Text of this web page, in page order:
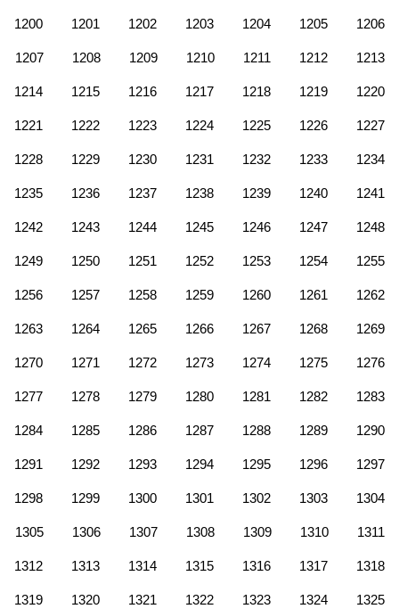
1200 1201 1202 1203 1204 1205 1206
1207 1208 1209 1210 1211 1212 1213
1214 1215 1216 1217 1218 1219 1220
1221 1222 1223 1224 1225 1226 1227
1228 1229 1230 1231 1232 1233 1234
1235 1236 1237 1238 1239 1240 1241
1242 1243 1244 1245 1246 1247 1248
1249 1250 1251 1252 1253 1254 1255
1256 1257 1258 1259 1260 1261 1262
1263 1264 1265 1266 1267 1268 1269
1270 1271 1272 1273 1274 1275 1276
1277 1278 1279 1280 1281 1282 1283
1284 1285 1286 1287 1288 1289 1290
1291 1292 1293 1294 1295 1296 1297
1298 1299 1300 1301 1302 1303 1304
1305 1306 1307 1308 1309 1310 1311
1312 1313 1314 1315 1316 1317 1318
1319 1320 1321 1322 1323 1324 1325